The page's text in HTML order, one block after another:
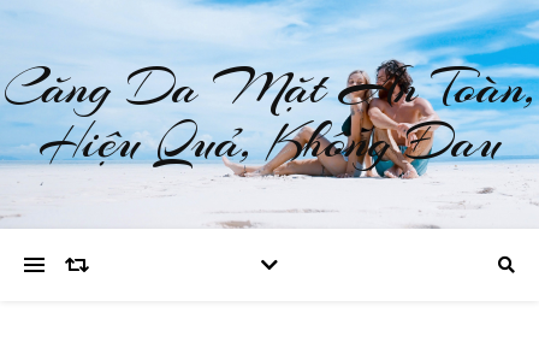
Căng Da Mặt An Toàn,
Hiệu Quả, Không Đau